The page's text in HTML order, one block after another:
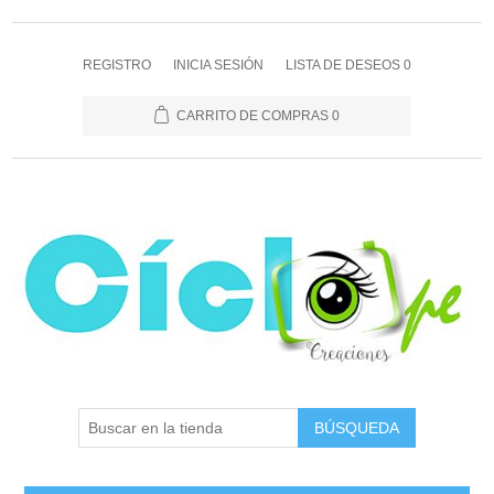
REGISTRO INICIA SESIÓN LISTA DE DESEOS 0
CARRITO DE COMPRAS 0
BÚSQUEDA